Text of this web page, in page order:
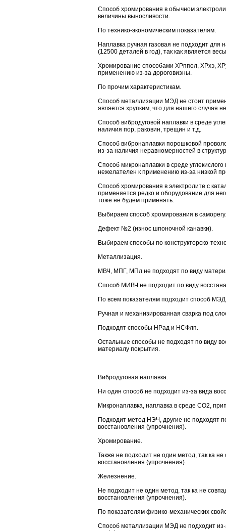
Способ хромирования в обычном
величины выносливости.
По технико-экономическим показателям.
Наплавка ручная газовая не подходит для
(12500 деталей в год), так как является
Хромирование способами ХРппол, ХРхэ,
применению из-за дороговизны.
По прочим характеристикам.
Способ металлизации МЭД не стоит
является хрупким, что для нашего случая
Способ вибродуговой наплавки в среде
наличия пор, раковин, трещин и т.д.
Способ вибронаплавки порошковой
из-за наличия неравномерностей в
Способ микронаплавки в среде
нежелателен к применению из-за низкой
Способ хромирования в электролите с
применяется редко и оборудование для
тоже не будем применять.
Выбираем способ хромирования в
Дефект №2 (износ шпоночной канавки).
Выбираем способы по конструкторско-
Металлизация.
МВЧ, МПГ, МПл не подходят по виду
Способ МИВЧ не подходит по виду
По всем показателям подходит способ
Ручная и механизированная сварка под
Подходят способы НРад и НСФлп.
Остальные способы не подходят по виду
материалу покрытия.
Вибродуговая наплавка.
Ни один способ не подходит из-за вида
Микронаплавка, наплавка в среде СО2,
Подходит метод НЭЧ, другие не подходят
восстановления (упрочнения).
Хромирование.
Также не подходит не один метод, так ка
восстановления (упрочнения).
Железнение.
Не подходит не один метод, так ка не
восстановления (упрочнения).
По показателям физико-механических
Способ металлизации МЭД не подходит из-